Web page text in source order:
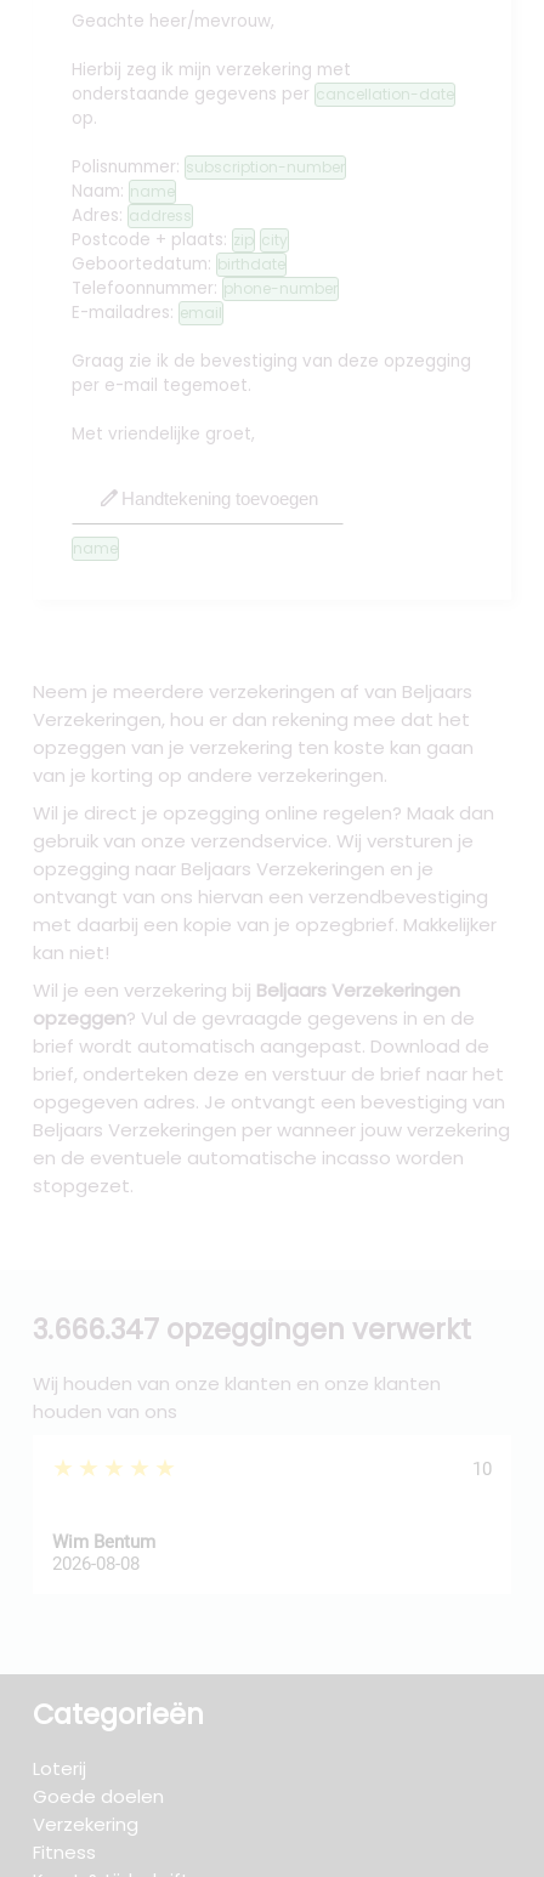
Geachte heer/mevrouw,
Hierbij zeg ik mijn verzekering met
onderstaande gegevens per cancellation-date
op.
Polisnummer: subscription-number
Naam: name
Adres: address
Postcode + plaats: zip city
Geboortedatum: birthdate
Telefoonnummer: phone-number
E-mailadres: email
Graag zie ik de bevestiging van deze opzegging
per e-mail tegemoet.
Met vriendelijke groet,
edit Handtekening toevoegen
name
Neem je meerdere verzekeringen af van Beljaars
Verzekeringen, hou er dan rekening mee dat het
opzeggen van je verzekering ten koste kan gaan
van je korting op andere verzekeringen.
Wil je direct je opzegging online regelen? Maak dan
gebruik van onze verzendservice. Wij versturen je
opzegging naar Beljaars Verzekeringen en je
ontvangt van ons hiervan een verzendbevestiging
met daarbij een kopie van je opzegbrief. Makkelijker
kan niet!
Wil je een verzekering bij Beljaars Verzekeringen
opzeggen? Vul de gevraagde gegevens in en de
brief wordt automatisch aangepast. Download de
brief, onderteken deze en verstuur de brief naar het
opgegeven adres. Je ontvangt een bevestiging van
Beljaars Verzekeringen per wanneer jouw verzekering
en de eventuele automatische incasso worden
stopgezet.
3.666.347 opzeggingen verwerkt
Wij houden van onze klanten en onze klanten
houden van ons
★★★★★ 10
Wim Bentum
2026-08-08
Categorieën
Loterij
Goede doelen
Verzekering
Fitness